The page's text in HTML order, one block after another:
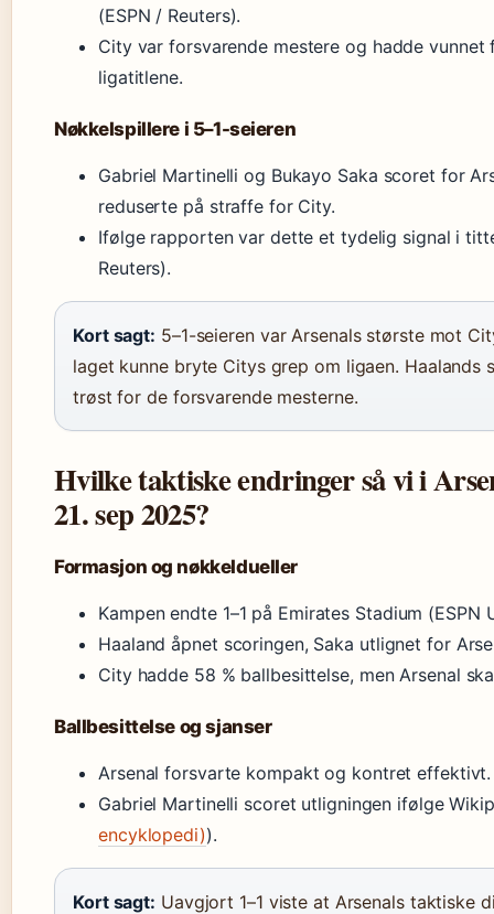
(ESPN / Reuters).
City var forsvarende mestere og hadde
ligatitlene.
Nøkkelspillere i 5–1-seieren
Gabriel Martinelli og Bukayo Saka scoret for
reduserte på straffe for City.
Ifølge rapporten var dette et tydelig signal i
Reuters).
Kort sagt: 5–1-seieren var Arsenals største mot
laget kunne bryte Citys grep om ligaen. Haalands
trøst for de forsvarende mesterne.
Hvilke taktiske endringer så vi i
21. sep 2025?
Formasjon og nøkkeldueller
Kampen endte 1–1 på Emirates Stadium (ESPN
Haaland åpnet scoringen, Saka utlignet for
City hadde 58 % ballbesittelse, men Arsenal
Ballbesittelse og sjanser
Arsenal forsvarte kompakt og kontret effektivt.
Gabriel Martinelli scoret utligningen ifølge
encyklopedi)).
Kort sagt: Uavgjort 1–1 viste at Arsenals taktiske